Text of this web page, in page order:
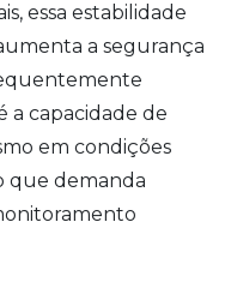
essa estabilidade
a segurança
a capacidade de
em condições
que demanda